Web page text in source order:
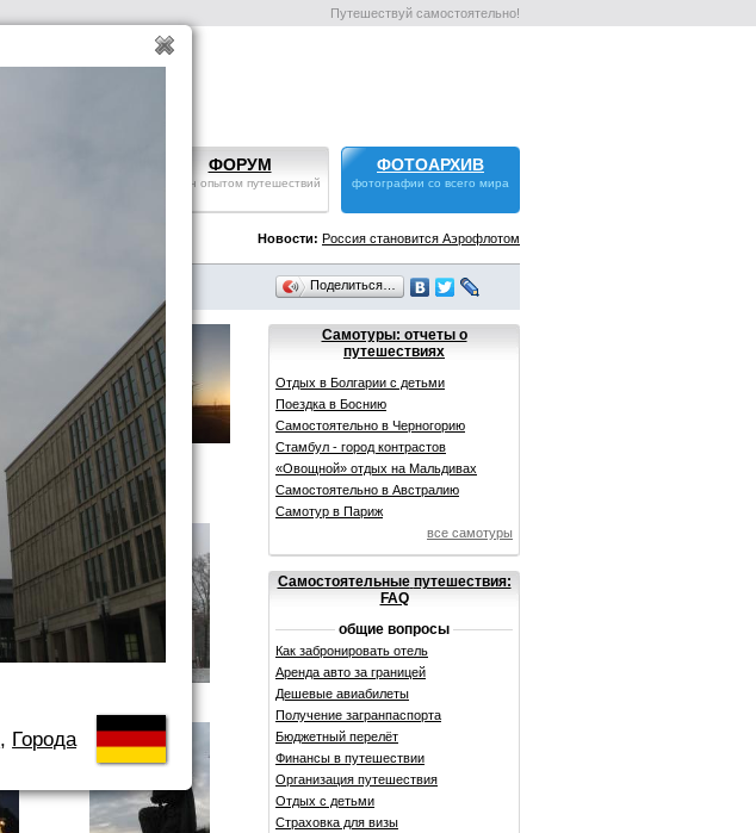
Путешествуй самостоятельно!
ФОРУМ
обмен опытом путешествий
ФОТОАРХИВ
фотографии со всего мира
Новости: Россия становится Аэрофлотом
Поделиться…
Самотуры: отчеты о
путешествиях
Отдых в Болгарии с детьми
Поездка в Боснию
Самостоятельно в Черногорию
Стамбул - город контрастов
«Овощной» отдых на Мальдивах
Самостоятельно в Австралию
Самотур в Париж
все самотуры
Самостоятельные путешествия:
FAQ
общие вопросы
Как забронировать отель
Аренда авто за границей
Дешевые авиабилеты
Получение загранпаспорта
Бюджетный перелёт
Финансы в путешествии
Организация путешествия
Отдых с детьми
Страховка для визы
, Города